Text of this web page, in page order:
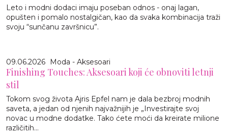
Leto i modni dodaci imaju poseban odnos - onaj lagan,
opušten i pomalo nostalgičan, kao da svaka kombinacija traži
svoju “sunčanu završnicu”.
09.06.2026 Moda - Aksesoari
Finishing Touches: Aksesoari koji će obnoviti letnji
stil
Tokom svog života Ajris Epfel nam je dala bezbroj modnih
saveta, a jedan od njenih najvažnijih je „Investirajte svoj
novac u modne dodatke. Tako ćete moći da kreirate milione
različitih...